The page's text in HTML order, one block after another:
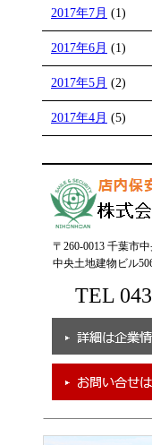
2017年7月 (1)
2017年6月 (1)
2017年5月 (2)
2017年4月 (5)
〒260-0013 千葉市
中央土地建物ビル
TEL